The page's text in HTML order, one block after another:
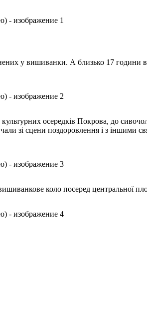
у вишиванки. А близько 17 години
осередків Покрова, до
зі сцени поздоровлення і з іншими
коло посеред центральної